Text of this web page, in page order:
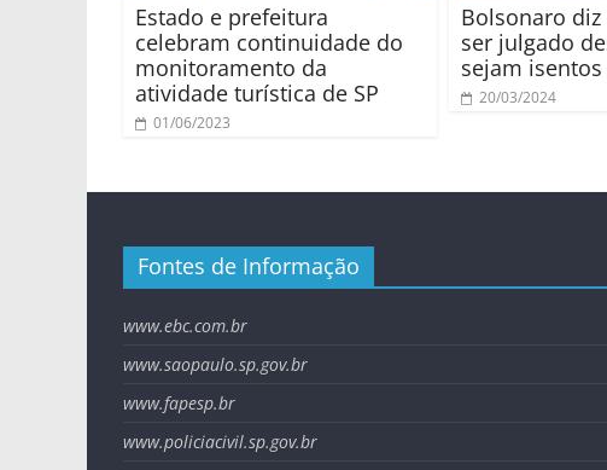
Estado e prefeitura
celebram continuidade do
monitoramento da
atividade turística de SP
01/06/2023
Bolsonaro
ser julgado
sejam isentos
20/03/2024
Fontes de Informação
www.ebc.com.br
www.saopaulo.sp.gov.br
www.fapesp.br
www.policiacivil.sp.gov.br